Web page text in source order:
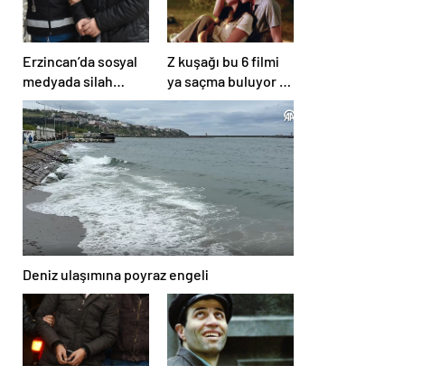
Erzincan’da sosyal
medyada silah
teşhiri yapanlar
yakalandı
Z kuşağı bu 6 filmi
ya saçma buluyor ya
da rahatsız edici ve
toksik!
Deniz ulaşımına poyraz engeli